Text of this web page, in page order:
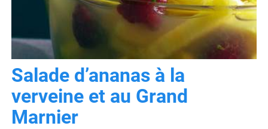
Salade d’ananas à la
verveine et au Grand
Marnier